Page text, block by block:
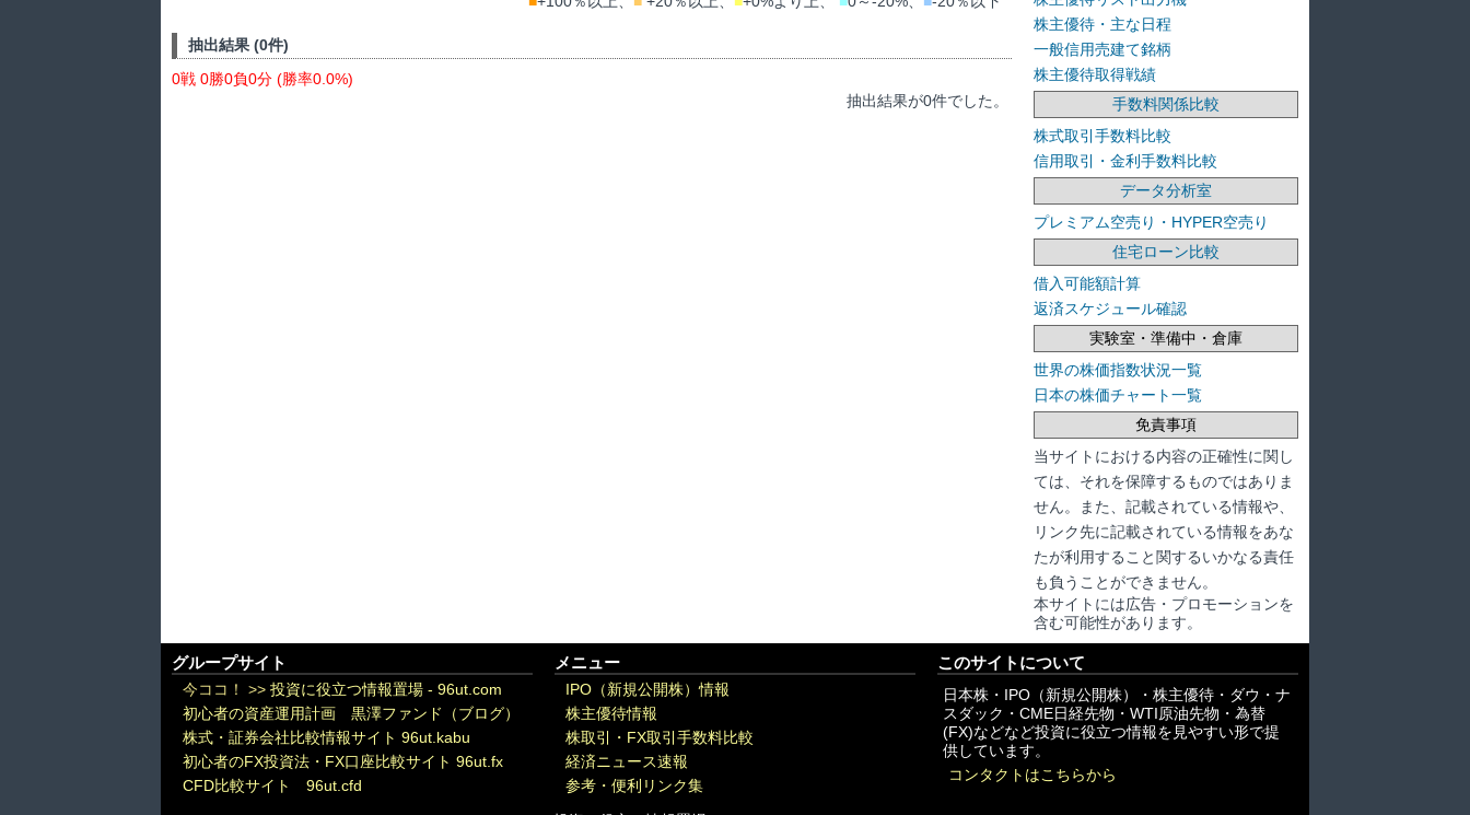
抽出結果 (0件)
0戦 0勝0負0分 (勝率0.0%)
抽出結果が0件でした。
株主優待・主な日程
一般信用売建て銘柄
株主優待取得戦績
手数料関係比較
株式取引手数料比較
信用取引・金利手数料比較
データ分析室
プレミアム空売り・HYPER空売り
住宅ローン比較
借入可能額計算
返済スケジュール確認
実験室・準備中・倉庫
世界の株価指数状況一覧
日本の株価チャート一覧
免責事項
当サイトにおける内容の正確性に関し
ては、それを保障するものではありま
せん。また、記載されている情報や、
リンク先に記載されている情報をあな
たが利用すること関するいかなる責任
も負うことができません。
本サイトには広告・プロモーションを
含む可能性があります。
グループサイト
今ココ！ >> 投資に役立つ情報置場 - 96ut.com
初心者の資産運用計画 黒澤ファンド（ブログ）
株式・証券会社比較情報サイト 96ut.kabu
初心者のFX投資法・FX口座比較サイト 96ut.fx
CFD比較サイト 96ut.cfd
メニュー
IPO（新規公開株）情報
株主優待情報
株取引・FX取引手数料比較
経済ニュース速報
参考・便利リンク集
このサイトについて
日本株・IPO（新規公開株）・株主優待・ダウ・ナ
スダック・CME日経先物・WTI原油先物・為替
(FX)などなど投資に役立つ情報を見やすい形で提
供しています。
コンタクトはこちらから